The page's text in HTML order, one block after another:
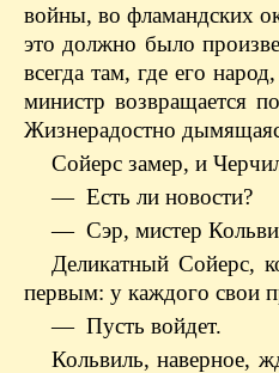
войны, во фламандских
это должно было
всегда там, где его
министр возвращается
Жизнерадостно
Сойерс замер, и
— Есть ли новости?
— Сэр, мистер
Деликатный Сойерс,
первым: у каждого свои
— Пусть войдет.
Кольвиль, наверное,